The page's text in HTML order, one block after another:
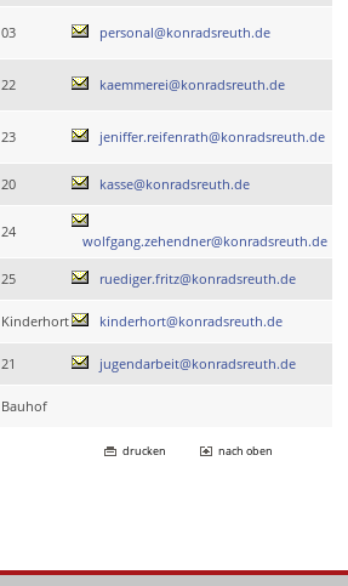
03 personal@konradsreuth.de
22 kaemmerei@konradsreuth.de
23 jeniffer.reifenrath@konradsreuth.de
20 kasse@konradsreuth.de
24
wolfgang.zehendner@konradsreuth.de
25 ruediger.fritz@konradsreuth.de
Kinderhort kinderhort@konradsreuth.de
21 jugendarbeit@konradsreuth.de
Bauhof
drucken nach oben